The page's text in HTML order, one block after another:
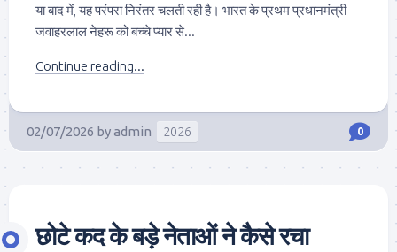
या बाद में, यह परंपरा निरंतर चलती रही है। भारत के प्रथम प्रधानमंत्री
जवाहरलाल नेहरू को बच्चे प्यार से...
Continue reading...
02/07/2026 byadmin 2026 0
छोटे कद के बड़े नेताओं ने कैसे रचा